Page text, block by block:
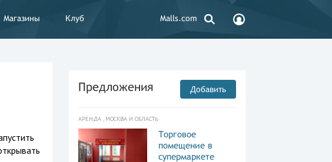
Магазины Клуб Malls.com
Предложения Добавить
АРЕНДА , МОСКВА И ОБЛАСТЬ
Торговое
помещение в
супермаркете